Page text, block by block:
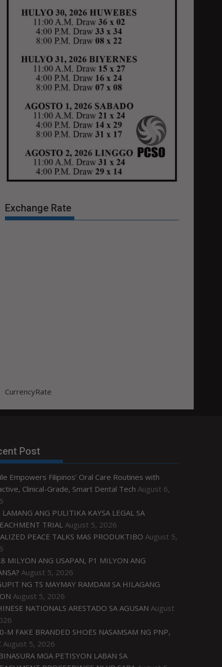
Exchange Rate
CurrencyRate
Post
Empowers Filipinos’ Oral Care Routines with
Clinical-Grade, Smart Dental Tech August 6,
LAMANG ANG PULITIKA KAYSA LEGAL SA
TRIAL August 5, 2026
PEACE TALKS MAS PRODUKTIBO August 5,
MILYON ANG USAPAN, P1 MILYON ANG
August 5, 2026
NG TS MAYMAY RAMDAM SA HILAGANG
August 5, 2026
NATIONALS ARESTADO SA AGUSAN August
M FAKE BRANDED SHOES NASAMSAM NG PNP,
August 5, 2026
MGA PETISYON LABAN SA